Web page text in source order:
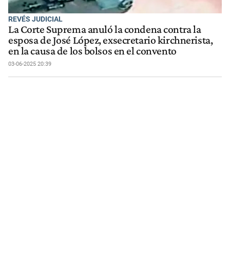
REVÉS JUDICIAL
La Corte Suprema anuló la condena contra la
esposa de José López, exsecretario kirchnerista,
en la causa de los bolsos en el convento
03-06-2025 20:39